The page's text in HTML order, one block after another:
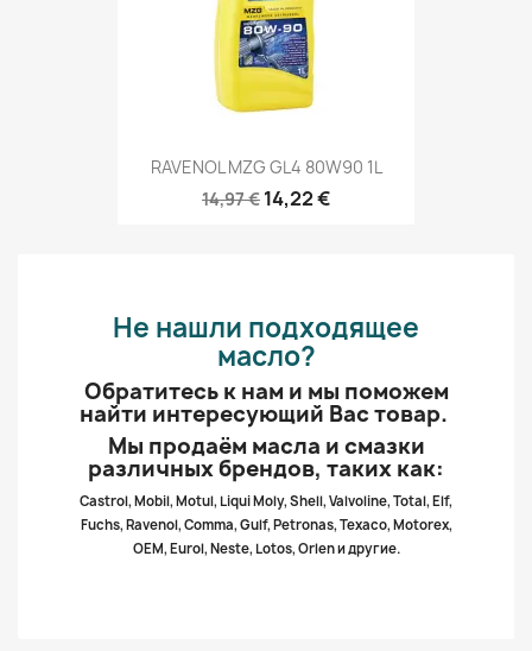
RAVENOL MZG GL4 80W90 1L
14,97 € 14,22 €
Не нашли подходящее
масло?
Обратитесь к нам и мы поможем
найти интересующий Вас товар.
Мы продаём масла и смазки
различных брендов, таких как:
Castrol, Mobil, Motul, Liqui Moly, Shell, Valvoline, Total, Elf,
Fuchs, Ravenol, Comma, Gulf, Petronas, Texaco, Motorex,
OEM, Eurol, Neste, Lotos, Orlen и другие.